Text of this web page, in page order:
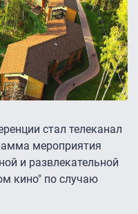
стал телеканал
мероприятия
и развлекательной
кино" по случаю